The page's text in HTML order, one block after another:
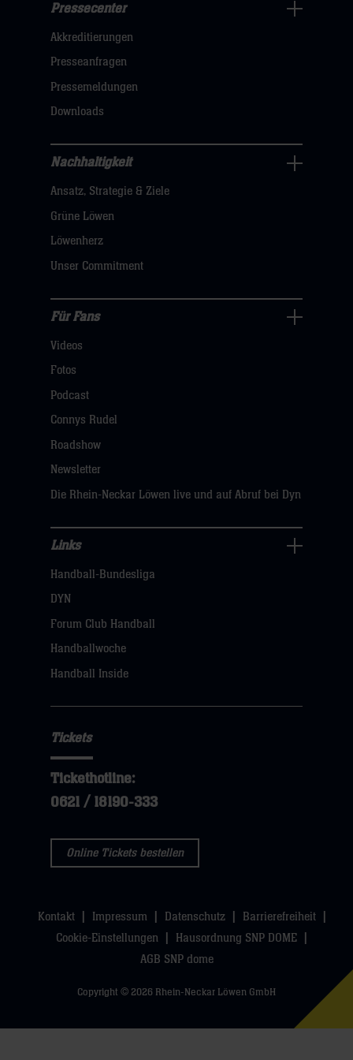
Navigation
öffnen,
dann
klicken
hier
Pressecenter
Akkreditierungen
Presseanfragen
Pressemeldungen
Downloads
Nachhaltigkeit
Navigation
öffnen,
dann
hier
Nachhaltigkeit
Ansatz, Strategie & Ziele
Grüne Löwen
Löwenherz
Unser Commitment
Fans
Navigation
öffnen,
dann
hier
Für Fans
Videos
Fotos
Podcast
Connys Rudel
Roadshow
Newsletter
Die Rhein-Neckar Löwen live und auf Abruf bei Dyn
Navigation
öffnen,
dann
klicken
Links
Handball-Bundesliga
DYN
Forum Club Handball
Handballwoche
Handball Inside
Tickets
Tickethotline:
0621 / 18190-333
Online Tickets bestellen
Kontakt Impressum Datenschutz
Barrierefreiheit
Cookie-Einstellungen
Hausordnung SNP DOME
AGB SNP dome
Copyright © 2026 Rhein-Neckar Löwen GmbH